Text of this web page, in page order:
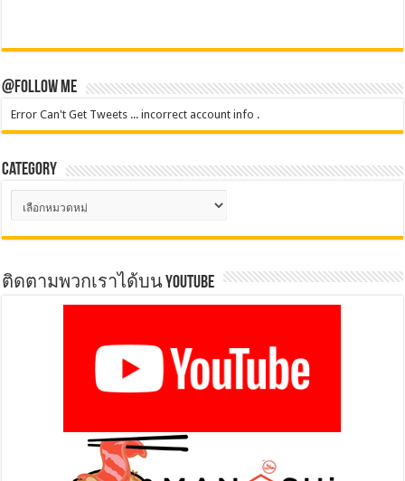
@Follow Me
Error Can't Get Tweets ... incorrect account info .
Category
Category
ติดตามพวกเราได้บน YOUTUBE